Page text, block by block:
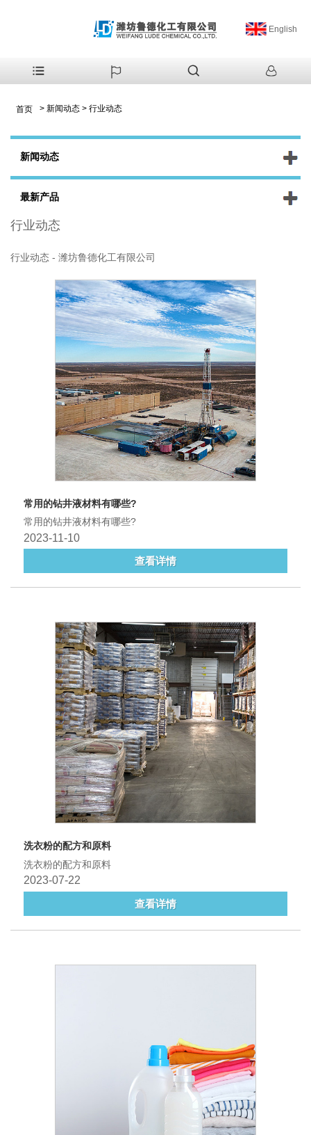
English
首页 > 新闻动态 > 行业动态
新闻动态
最新产品
行业动态
行业动态 - 潍坊鲁德化工有限公司
常用的钻井液材料有哪些?
常用的钻井液材料有哪些?
2023-11-10
查看详情
洗衣粉的配方和原料
洗衣粉的配方和原料
2023-07-22
查看详情